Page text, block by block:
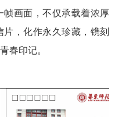
画面，不仅承载着浓厚
，化作永久珍藏，镌刻
春印记。